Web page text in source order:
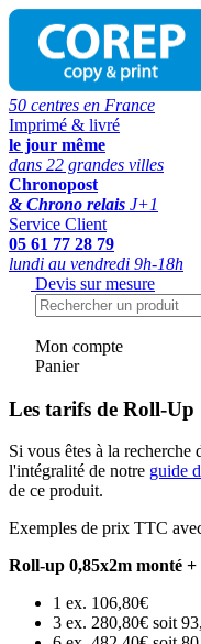
50 centres en France
Imprimé & livré
le jour même
dans 22 grandes villes
Chronopost
& Chrono relais J+1
Service Client
05 61 77 28 79
lundi au vendredi 9h-18h
Devis sur mesure
Mon compte
Panier
Les tarifs de Roll-Up
Si vous êtes à la
l'intégralité de notre guide
de ce produit.
Exemples de prix TTC
Roll-up 0,85x2m monté
1 ex. 106,80€
3 ex. 280,80€ soit